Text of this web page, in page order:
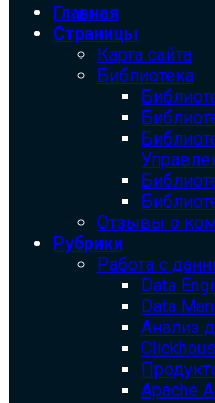
Главная
Страницы
Карта сайта
Библиотека
Отзывы о
Рубрики
Работа с
Data
Data
Анализ
Apache